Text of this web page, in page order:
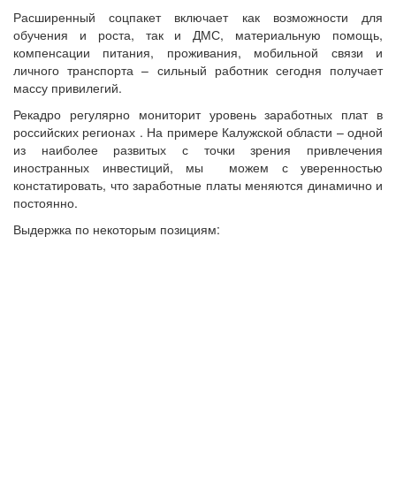
Расширенный соцпакет включает как возможности для
обучения и роста, так и ДМС, материальную помощь,
компенсации питания, проживания, мобильной связи и
личного транспорта – сильный работник сегодня получает
массу привилегий.
Рекадро регулярно мониторит уровень заработных плат в
российских регионах . На примере Калужской области – одной
из наиболее развитых с точки зрения привлечения
иностранных инвестиций, мы можем с уверенностью
констатировать, что заработные платы меняются динамично и
постоянно.
Выдержка по некоторым позициям: